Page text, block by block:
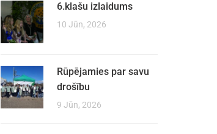
6.klašu izlaidums
10 Jūn, 2026
Rūpējamies par savu
drošību
9 Jūn, 2026